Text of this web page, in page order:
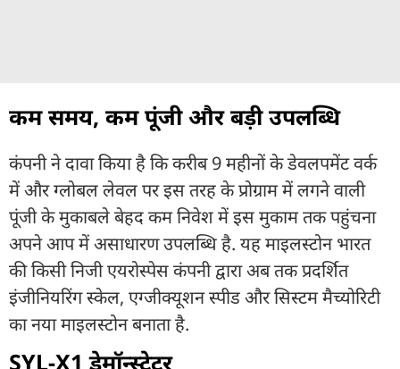
कम समय, कम पूंजी और बड़ी उपलब्धि
कंपनी ने दावा किया है कि करीब 9 महीनों के डेवलपमेंट वर्क
में और ग्लोबल लेवल पर इस तरह के प्रोग्राम में लगने वाली
पूंजी के मुकाबले बेहद कम निवेश में इस मुकाम तक पहुंचना
अपने आप में असाधारण उपलब्धि है. यह माइलस्टोन भारत
की किसी निजी एयरोस्पेस कंपनी द्वारा अब तक प्रदर्शित
इंजीनियरिंग स्केल, एग्जीक्यूशन स्पीड और सिस्टम मैच्योरिटी
का नया माइलस्टोन बनाता है.
SYL-X1 डेमॉन्स्ट्रेटर